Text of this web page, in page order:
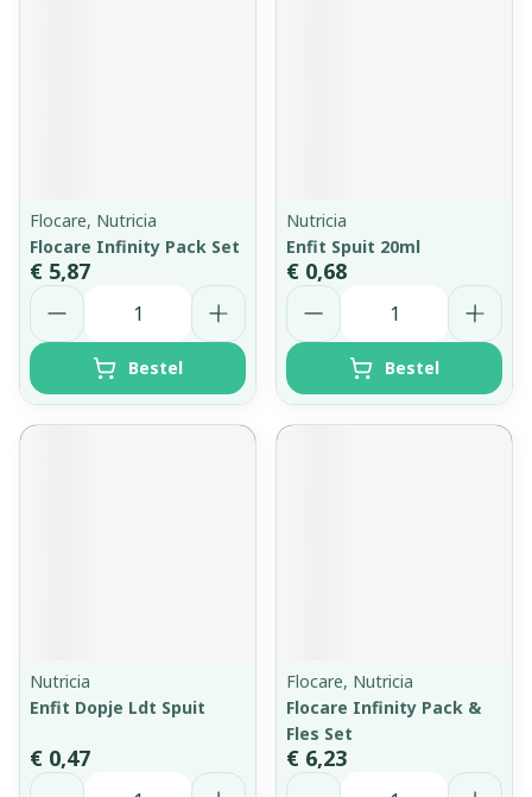
Flocare, Nutricia
Flocare Infinity Pack Set
€ 5,87
Aantal
Bestel
Nutricia
Enfit Spuit 20ml
€ 0,68
Aantal
Bestel
Nutricia
Enfit Dopje Ldt Spuit
€ 0,47
Aantal
Flocare, Nutricia
Flocare Infinity Pack &
Fles Set
€ 6,23
Aantal